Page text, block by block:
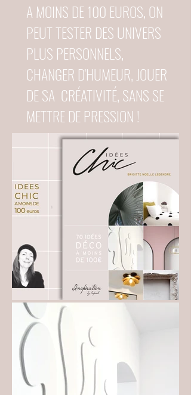
A MOINS DE 100 EUROS, ON
PEUT TESTER DES UNIVERS
PLUS PERSONNELS,
CHANGER D'HUMEUR, JOUER
DE SA CRÉATIVITÉ, SANS SE
METTRE DE PRESSION !